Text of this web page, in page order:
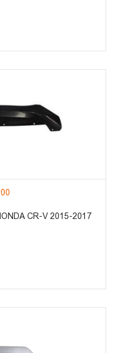
CR-V 2015-2017